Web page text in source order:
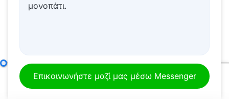
όλοι εκείνοι με χαρακτηριστικά προσώπου
του Ιησού για να Τον λατρέψει. Εκείνον τον
καιρό, το Άγιο Πνεύμα δεν έδωσε ειδικές
μονοπάτι.
Επικοινωνήστε μαζί μας μέσω Messenger
Το όραμα του έργου του Θεού (3) (Μέρος δεύτερο)